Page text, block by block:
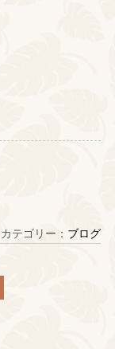
テゴリー： ブログ